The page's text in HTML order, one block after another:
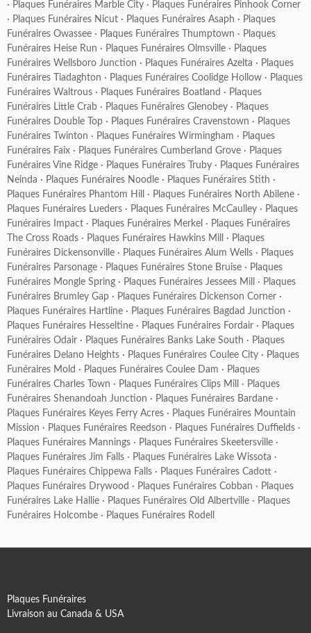
· Plaques Funéraires Marble City · Plaques Funéraires Pinhook Corner
· Plaques Funéraires Nicut · Plaques Funéraires Asaph · Plaques
Funéraires Owassee · Plaques Funéraires Thumptown · Plaques
Funéraires Heise Run · Plaques Funéraires Olmsville · Plaques
Funéraires Wellsboro Junction · Plaques Funéraires Azelta · Plaques
Funéraires Tiadaghton · Plaques Funéraires Coolidge Hollow · Plaques
Funéraires Waltrous · Plaques Funéraires Boatland · Plaques
Funéraires Little Crab · Plaques Funéraires Glenobey · Plaques
Funéraires Double Top · Plaques Funéraires Cravenstown · Plaques
Funéraires Twinton · Plaques Funéraires Wirmingham · Plaques
Funéraires Faix · Plaques Funéraires Cumberland Grove · Plaques
Funéraires Vine Ridge · Plaques Funéraires Truby · Plaques Funéraires
Neinda · Plaques Funéraires Noodle · Plaques Funéraires Stith ·
Plaques Funéraires Phantom Hill
· Plaques Funéraires North Abilene ·
Plaques Funéraires Lueders · Plaques Funéraires McCaulley · Plaques
Funéraires Impact · Plaques Funéraires Merkel · Plaques Funéraires
The Cross Roads · Plaques Funéraires Hawkins Mill · Plaques
Funéraires Dickensonville · Plaques Funéraires Alum Wells · Plaques
Funéraires Parsonage · Plaques Funéraires Stone Bruise · Plaques
Funéraires Mongle Spring · Plaques Funéraires Jessees Mill · Plaques
Funéraires Brumley Gap · Plaques Funéraires Dickenson Corner ·
Plaques Funéraires Hartline · Plaques Funéraires Bagdad Junction ·
Plaques Funéraires Hesseltine · Plaques Funéraires Fordair · Plaques
Funéraires Odair · Plaques Funéraires Banks Lake South · Plaques
Funéraires Delano Heights · Plaques Funéraires Coulee City · Plaques
Funéraires Mold · Plaques Funéraires Coulee Dam · Plaques
Funéraires Charles Town · Plaques Funéraires Clips Mill · Plaques
Funéraires Shenandoah Junction · Plaques Funéraires Bardane ·
Plaques Funéraires Keyes Ferry Acres · Plaques Funéraires Mountain
Mission · Plaques Funéraires Reedson · Plaques Funéraires Duffields ·
Plaques Funéraires Mannings · Plaques Funéraires Skeetersville ·
Plaques Funéraires Jim Falls · Plaques Funéraires Lake Wissota ·
Plaques Funéraires Chippewa Falls · Plaques Funéraires Cadott ·
Plaques Funéraires Drywood · Plaques Funéraires Cobban · Plaques
Funéraires Lake Hallie · Plaques Funéraires Old Albertville · Plaques
Funéraires Holcombe · Plaques Funéraires Rodell
Plaques Funéraires
Livraison au Canada & USA